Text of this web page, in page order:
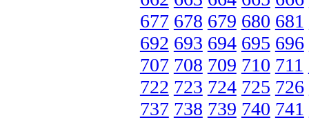
677 678 679 680 681
692 693 694 695 696
707 708 709 710 711
722 723 724 725 726
737 738 739 740 741